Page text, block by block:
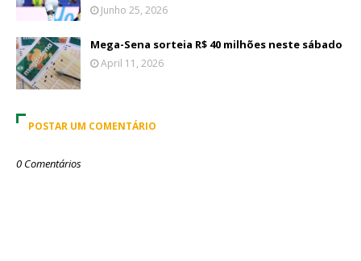
Junho 25, 2026
Mega-Sena sorteia R$ 40 milhões neste sábado
April 11, 2026
POSTAR UM COMENTÁRIO
0 Comentários